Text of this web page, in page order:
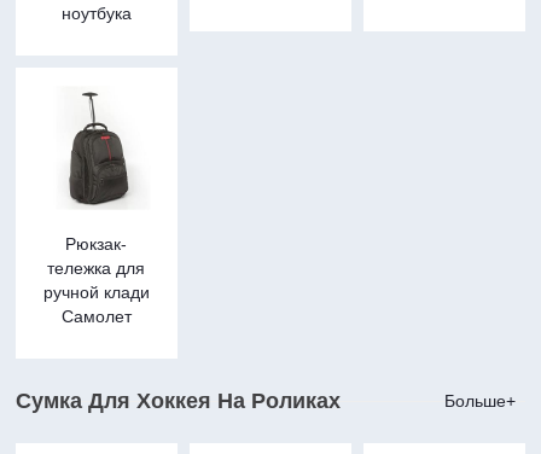
ноутбука
Рюкзак-
тележка для
ручной клади
Самолет
Сумка Для Хоккея На Роликах Больше+